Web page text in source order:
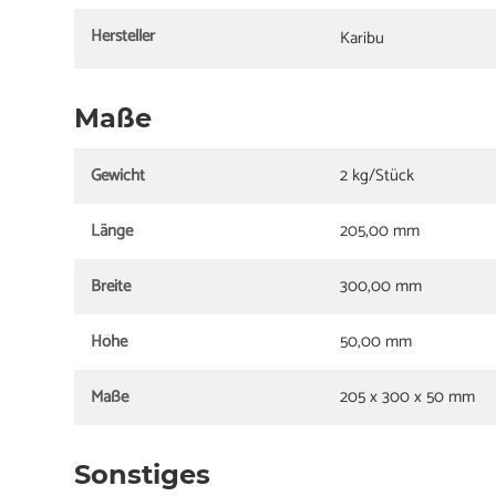
Hersteller Karibu
Maße
Gewicht
2 kg/Stück
Länge
205,00 mm
Breite
300,00 mm
Höhe
50,00 mm
Maße
205 x 300 x 50 mm
Sonstiges